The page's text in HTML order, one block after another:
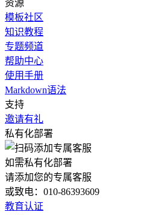
资源
模板社区
知识教程
专题频道
帮助中心
使用手册
Markdown语法
支持
邀请有礼
私有化部署
如需私有化部署
请添加您的专属客服
或致电：010-86393609
教育认证